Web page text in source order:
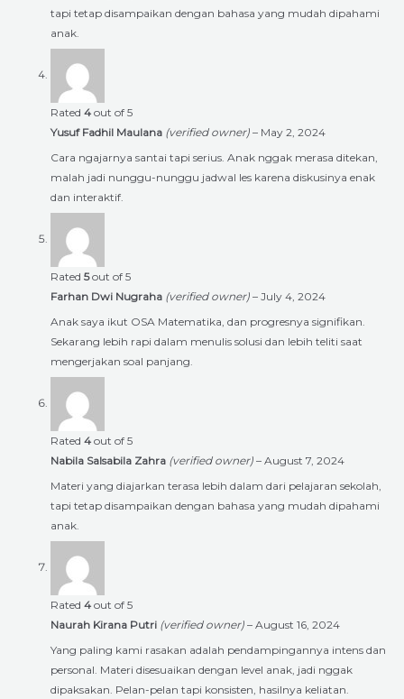
tapi tetap disampaikan dengan bahasa yang mudah dipahami
anak.
Rated 4 out of 5
Yusuf Fadhil Maulana (verified owner) – May 2, 2024
Cara ngajarnya santai tapi serius. Anak nggak merasa ditekan,
malah jadi nunggu-nunggu jadwal les karena diskusinya enak
dan interaktif.
Rated 5out of 5
Farhan Dwi Nugraha (verified owner) – July 4, 2024
Anak saya ikut OSA Matematika, dan progresnya signifikan.
Sekarang lebih rapi dalam menulis solusi dan lebih teliti saat
mengerjakan soal panjang.
Rated 4 out of 5
Nabila Salsabila Zahra (verified owner) – August 7, 2024
Materi yang diajarkan terasa lebih dalam dari pelajaran sekolah,
tapi tetap disampaikan dengan bahasa yang mudah dipahami
anak.
Rated 4 out of 5
Naurah Kirana Putri (verified owner) – August 16, 2024
Yang paling kami rasakan adalah pendampingannya intens dan
personal. Materi disesuaikan dengan level anak, jadi nggak
dipaksakan. Pelan-pelan tapi konsisten, hasilnya keliatan.